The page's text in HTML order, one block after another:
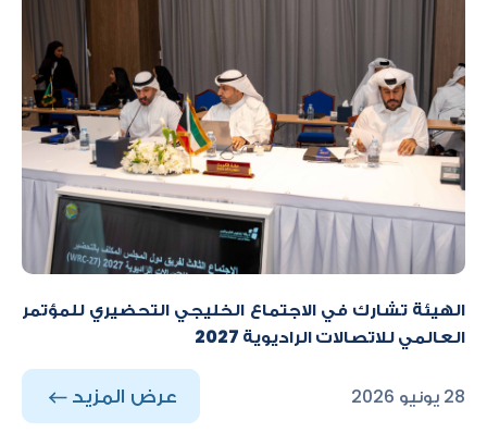
الهيئة تشارك في الاجتماع الخليجي التحضيري للمؤتمر
العالمي للاتصالات الراديوية 2027
28 يونيو 2026 عرض المزيد